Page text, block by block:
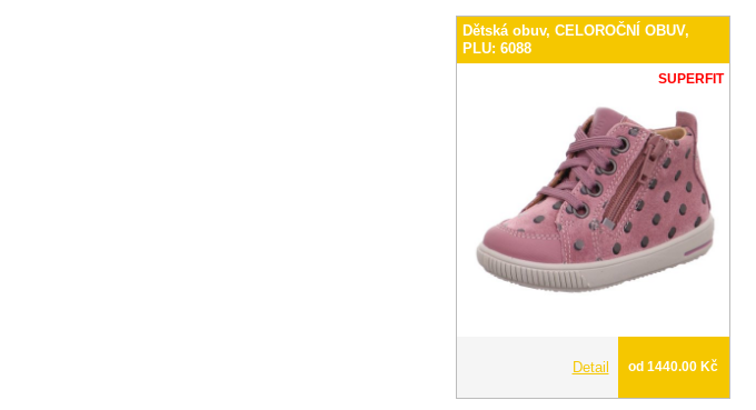
Dětská obuv, CELOROČNÍ OBUV,
PLU: 6088
SUPERFIT
Detail od 1440.00 Kč